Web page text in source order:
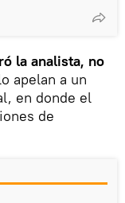
la analista, no
apelan a un
en donde el
de